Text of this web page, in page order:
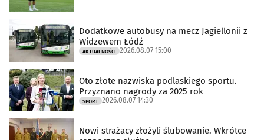
Dodatkowe autobusy na mecz Jagiellonii z
Widzewem Łódź
AKTUALNOŚCI 2026.08.07 15:00
Oto złote nazwiska podlaskiego sportu.
Przyznano nagrody za 2025 rok
SPORT 2026.08.07 14:30
Nowi strażacy złożyli ślubowanie. Wkrótce